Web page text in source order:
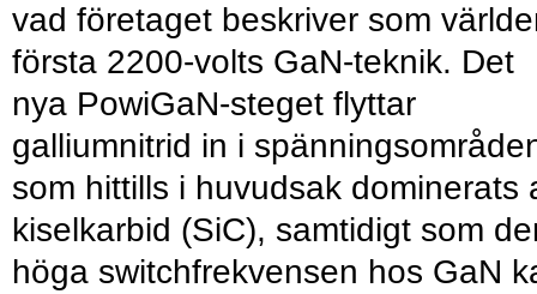
vad företaget beskriver som
första 2200-volts GaN-teknik. Det
nya PowiGaN-steget flyttar
galliumnitrid in i
som hittills i huvudsak dominerats
kiselkarbid (SiC), samtidigt som
höga switchfrekvensen hos GaN